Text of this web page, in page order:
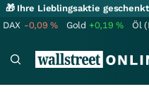
🎁 Ihre Lieblingsaktie
DAX -0,09% Gold +0,19% Öl